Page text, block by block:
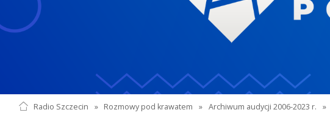
Radio Szczecin » Rozmowy pod krawatem » Archiwum audycji 2006-2023 r. »